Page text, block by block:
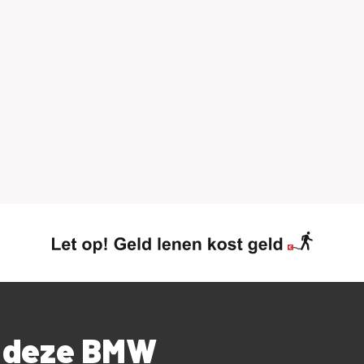
de voorwaarden op de verhuursite.
BMW